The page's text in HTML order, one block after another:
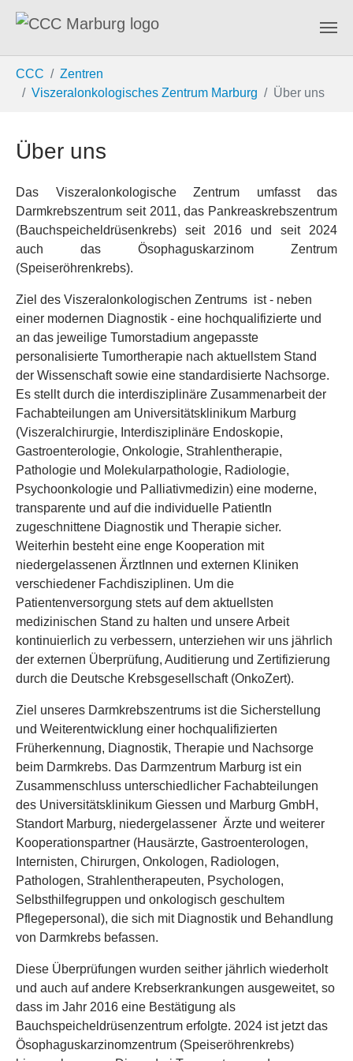
CCC
Zentren
Viszeralonkologisches Zentrum Marburg
Über uns
Über uns
Das Viszeralonkologische Zentrum umfasst das
Darmkrebszentrum seit 2011, das Pankreaskrebszentrum
(Bauchspeicheldrüsenkrebs) seit 2016 und seit 2024
auch das Ösophaguskarzinom Zentrum
(Speiseröhrenkrebs).
Ziel des Viszeralonkologischen Zentrums ist - neben
einer modernen Diagnostik - eine hochqualifizierte und
an das jeweilige Tumorstadium angepasste
personalisierte Tumortherapie nach aktuellstem Stand
der Wissenschaft sowie eine standardisierte Nachsorge.
Es stellt durch die interdisziplinäre Zusammenarbeit der
Fachabteilungen am Universitätsklinikum Marburg
(Viszeralchirurgie, Interdisziplinäre Endoskopie,
Gastroenterologie, Onkologie, Strahlentherapie,
Pathologie und Molekularpathologie, Radiologie,
Psychoonkologie und Palliativmedizin) eine moderne,
transparente und auf die individuelle PatientIn
zugeschnittene Diagnostik und Therapie sicher.
Weiterhin besteht eine enge Kooperation mit
niedergelassenen ÄrztInnen und externen Kliniken
verschiedener Fachdisziplinen. Um die
Patientenversorgung stets auf dem aktuellsten
medizinischen Stand zu halten und unsere Arbeit
kontinuierlich zu verbessern, unterziehen wir uns jährlich
der externen Überprüfung, Auditierung und Zertifizierung
durch die Deutsche Krebsgesellschaft (OnkoZert).
Ziel unseres Darmkrebszentrums ist die Sicherstellung
und Weiterentwicklung einer hochqualifizierten
Früherkennung, Diagnostik, Therapie und Nachsorge
beim Darmkrebs. Das Darmzentrum Marburg ist ein
Zusammenschluss unterschiedlicher Fachabteilungen
des Universitätsklinikum Giessen und Marburg GmbH,
Standort Marburg, niedergelassener Ärzte und weiterer
Kooperationspartner (Hausärzte, Gastroenterologen,
Internisten, Chirurgen, Onkologen, Radiologen,
Pathologen, Strahlentherapeuten, Psychologen,
Selbsthilfegruppen und onkologisch geschultem
Pflegepersonal), die sich mit Diagnostik und Behandlung
von Darmkrebs befassen.
Diese Überprüfungen wurden seither jährlich wiederholt
und auch auf andere Krebserkrankungen ausgeweitet, so
dass im Jahr 2016 eine Bestätigung als
Bauchspeicheldrüsenzentrum erfolgte. 2024 ist jetzt das
Ösophaguskarzinomzentrum (Speiseröhrenkrebs)